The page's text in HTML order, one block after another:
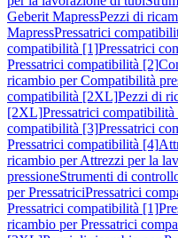
Geberit MapressPezzi di
MapressPressatrici
compatibilità [1]Pressatrici
Pressatrici compatibilità [2]
ricambio per Compatibilità
compatibilità [2XL]Pezzi di
[2XL]Pressatrici
compatibilità [3]Pressatrici
Pressatrici compatibilità [4]
ricambio per Attrezzi per la
pressioneStrumenti di
per PressatriciPressatrici
Pressatrici compatibilità [1]
ricambio per Pressatrici